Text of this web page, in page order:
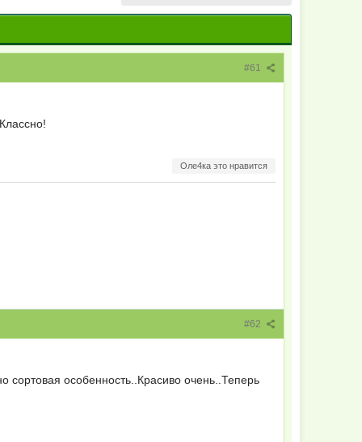
#61
Оле4ка это нравится
#62
особенность..Красиво очень..Теперь